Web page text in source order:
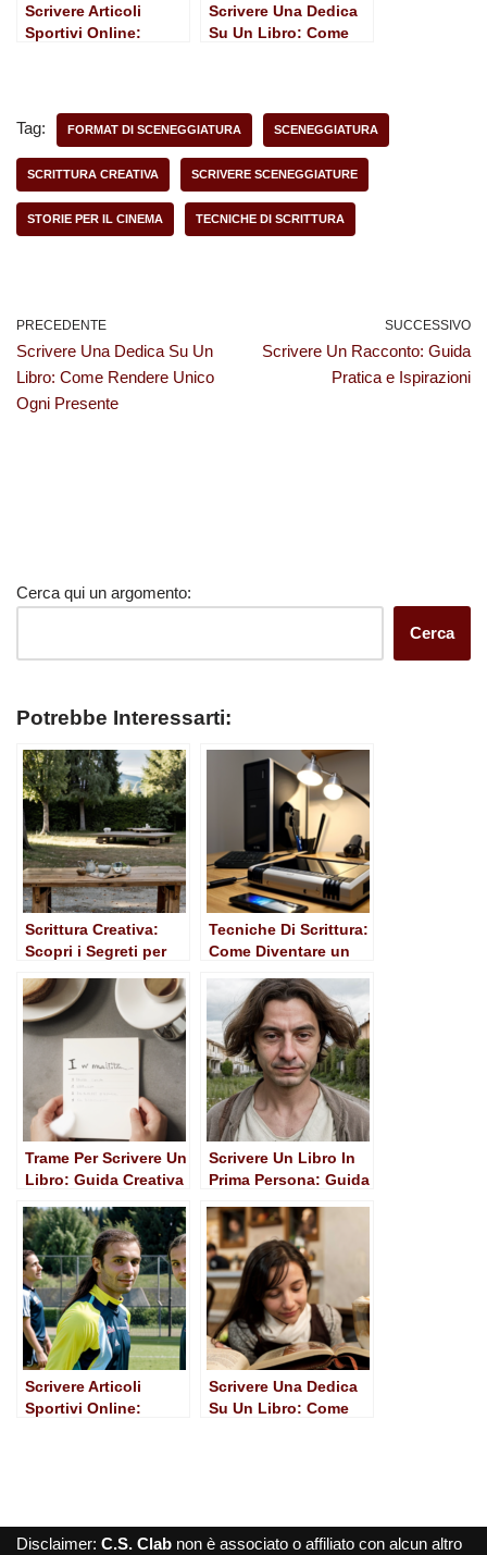
Scrivere Articoli
Sportivi Online:
Scrivere Una Dedica
Su Un Libro: Come
Tag: FORMAT DI SCENEGGIATURA SCENEGGIATURA
SCRITTURA CREATIVA SCRIVERE SCENEGGIATURE
STORIE PER IL CINEMA TECNICHE DI SCRITTURA
PRECEDENTE
Scrivere Una Dedica Su Un
Libro: Come Rendere Unico
Ogni Presente
SUCCESSIVO
Scrivere Un Racconto: Guida
Pratica e Ispirazioni
Cerca qui un argomento:
Cerca
Potrebbe Interessarti:
Scrittura Creativa:
Scopri i Segreti per
Unica
Tecniche Di Scrittura:
Come Diventare un
Trame Per Scrivere Un
Libro: Guida Creativa
Scrivere Un Libro In
Prima Persona: Guida
Aspiring Writers
Scrivere Articoli
Sportivi Online:
Scrivere Una Dedica
Su Un Libro: Come
Disclaimer: C.S. Clab non è associato o affiliato con alcun altro